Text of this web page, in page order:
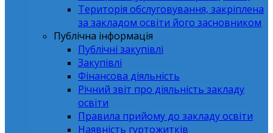
Територія обслуговування, закріплена
за закладом освіти його засновником
Публічна інформація
Публічні закупівлі
Закупівлі
Фінансова діяльність
Річний звіт про діяльність закладу
освіти
Правила прийому до закладу освіти
Наявність гуртожитків